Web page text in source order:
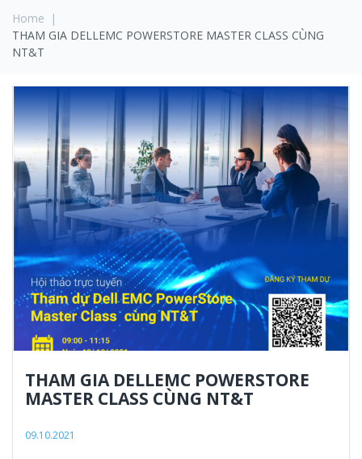
Home
|
THAM GIA DELLEMC POWERSTORE MASTER CLASS CÙNG
NT&T
THAM GIA DELLEMC POWERSTORE
MASTER CLASS CÙNG NT&T
09.10.2021